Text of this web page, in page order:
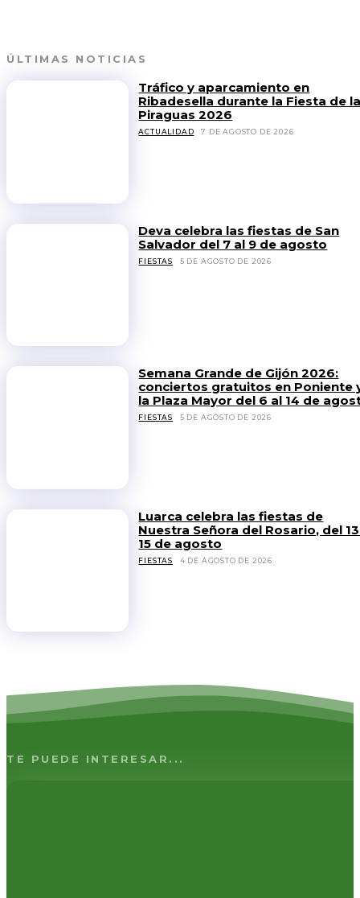
ÚLTIMAS NOTICIAS
Tráfico y aparcamiento en
Ribadesella durante la Fiesta de
Piraguas 2026
ACTUALIDAD 7 DE AGOSTO DE 2026
Deva celebra las fiestas de San
Salvador del 7 al 9 de agosto
FIESTAS 5 DE AGOSTO DE 2026
Semana Grande de Gijón 2026:
conciertos gratuitos en Poniente
la Plaza Mayor del 6 al 14 de
FIESTAS 5 DE AGOSTO DE 2026
Luarca celebra las fiestas de
Nuestra Señora del Rosario, del
15 de agosto
FIESTAS 4 DE AGOSTO DE 2026
TE PUEDE INTERESAR...